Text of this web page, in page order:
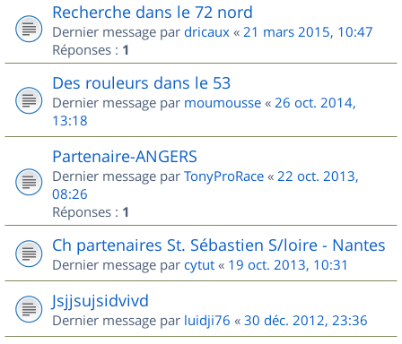
Recherche dans le 72 nord
Dernier message par dricaux « 21 mars 2015, 10:47
Réponses : 1
Des rouleurs dans le 53
Dernier message par moumousse « 26 oct. 2014,
13:18
Partenaire-ANGERS
Dernier message par TonyProRace « 22 oct. 2013,
08:26
Réponses : 1
Ch partenaires St. Sébastien S/loire - Nantes
Dernier message par cytut « 19 oct. 2013, 10:31
Jsjjsujsidvivd
Dernier message par luidji76 « 30 déc. 2012, 23:36